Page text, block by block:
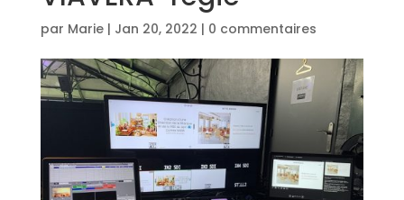
par Marie| Jan 20, 2022 | 0 commentaires